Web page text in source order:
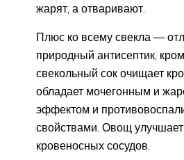
жарят, а отваривают.
Плюс ко всему свекла —
природный антисептик,
свекольный сок очищает
обладает мочегонным и
эффектом и
свойствами. Овощ улучшает
кровеносных сосудов.